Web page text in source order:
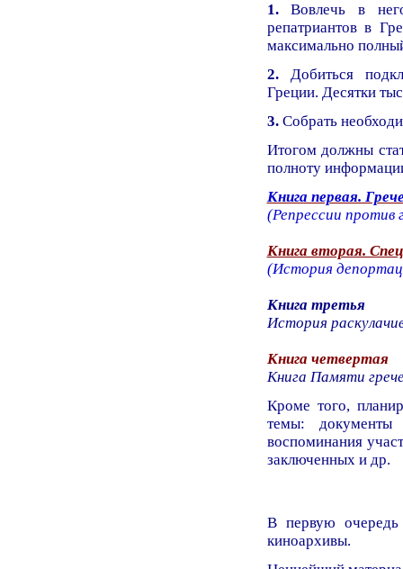
1.Вовлечь в
репатриантов в
максимально
2.Добиться
Греции. Десятки
3.Собрать
Итогом должны
полноту
Книга первая.
(Репрессии против
Книга вторая.
(История
Книга третья
История
Книга четвертая
Книга Памяти
Кроме того,
темы:
воспоминания
заключенных и др.
В первую
киноархивы.